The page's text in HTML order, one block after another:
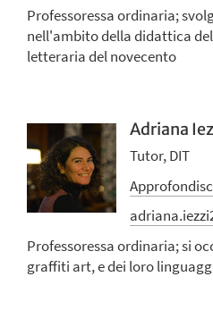
Professoressa ordinaria;
nell'ambito della didattica
letteraria del novecento
Adriana
Tutor, DIT
Professoressa ordinaria; si
graffiti art, e dei loro